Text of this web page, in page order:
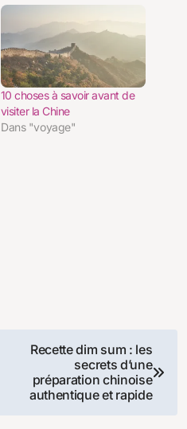
10 choses à savoir avant de
visiter la Chine
Dans "voyage"
Recette dim sum : les
secrets d’une
préparation chinoise
authentique et rapide